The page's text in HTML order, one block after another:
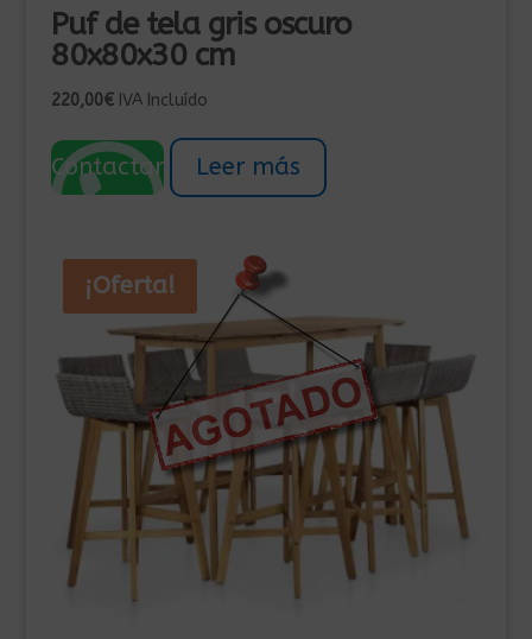
Puf de tela gris oscuro
80x80x30 cm
220,00€ IVA Incluído
Contactar Leer más
¡Oferta!